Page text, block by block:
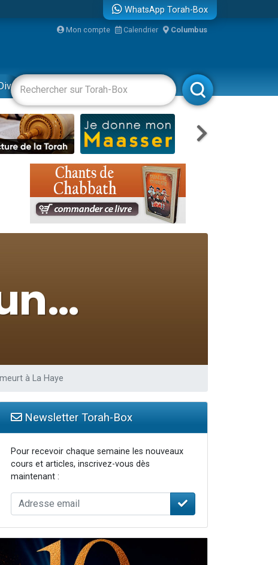
WhatsApp Torah-Box
Mon compte Calendrier Columbus
Livres Rabbanim
à La Haye
Newsletter Torah-Box
Pour recevoir chaque semaine les nouveaux
cours et articles, inscrivez-vous dès
maintenant :